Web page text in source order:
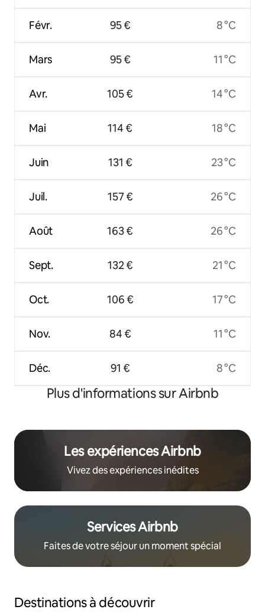
Févr.
Mars
Avr.
Mai
Juin
Juil.
Août
Sept.
Oct.
Nov.
Déc.
95 €
95 €
105 €
114 €
131 €
157 €
163 €
132 €
106 €
84 €
91 €
8 °C
11 °C
14 °C
18 °C
23 °C
26 °C
26 °C
21 °C
17 °C
11 °C
8 °C
Plus d'informations sur Airbnb
Les expériences Airbnb
Vivez des expériences inédites
Services Airbnb
Faites de votre séjour un moment spécial
Destinations à découvrir